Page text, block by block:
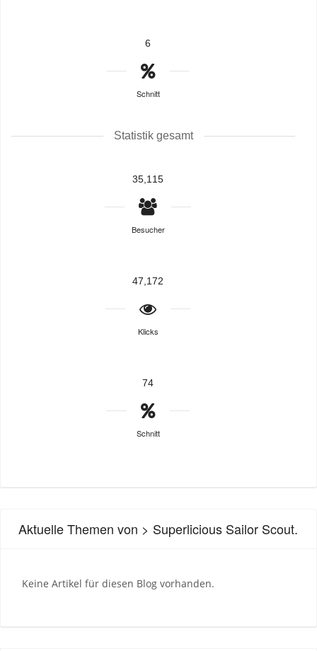
6
Schnitt
Statistik gesamt
35,115
Besucher
47,172
Klicks
74
Schnitt
Aktuelle Themen von > Superlicious Sailor Scout.
Keine Artikel für diesen Blog vorhanden.